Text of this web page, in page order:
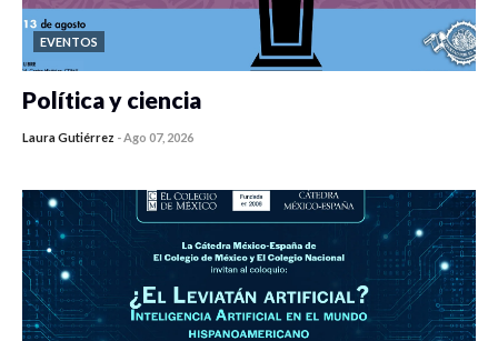
EVENTOS
Política y ciencia
Laura Gutiérrez -Ago 07, 2026